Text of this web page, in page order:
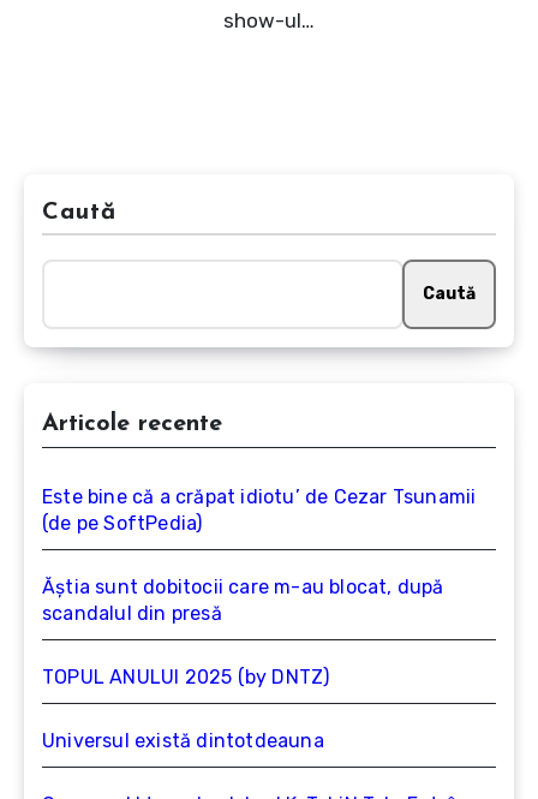
show-ul…
Caută
Caută
Articole recente
Este bine că a crăpat idiotu’ de Cezar Tsunamii
(de pe SoftPedia)
Ăștia sunt dobitocii care m-au blocat, după
scandalul din presă
TOPUL ANULUI 2025 (by DNTZ)
Universul există dintotdeauna